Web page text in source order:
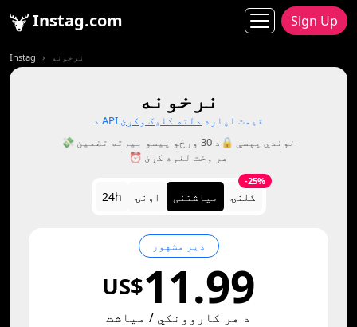
Instag.com Sign Up
Instag نرخونه
نرخونه
د API قیمت لپاره دلته کلیک وکړئ
💸 د 30 ورځو پیسو بیرته تضمین
🔒 خوندي پېسې
⏰ هر وخت لغوه کړئ
24h اونۍ میاشتنی کلنۍ
-25%
ډیر مشهور
US$11.99
د هر کاروونکي / میاشت